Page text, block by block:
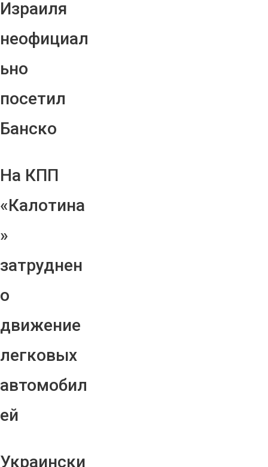
Израиля
неофициал
ьно
посетил
Банско
На КПП
«Калотина
»
затруднен
о
движение
легковых
автомобил
ей
Украински